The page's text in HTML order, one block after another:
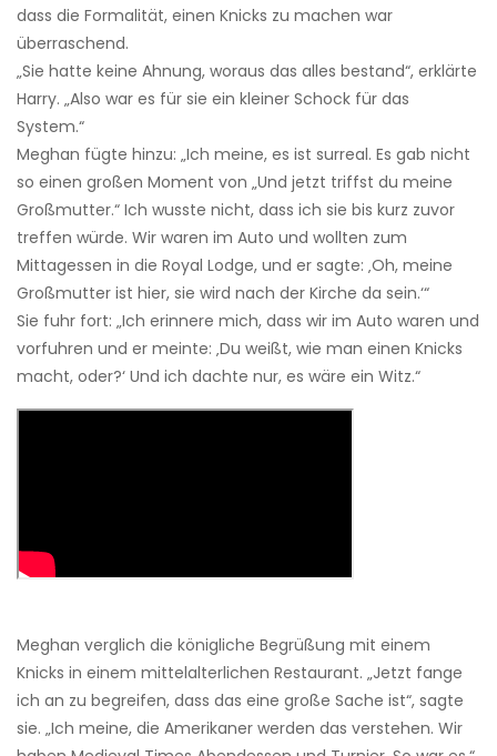
dass die Formalität, einen Knicks zu machen war
überraschend.
„Sie hatte keine Ahnung, woraus das alles bestand“, erklärte
Harry. „Also war es für sie ein kleiner Schock für das
System.“
Meghan fügte hinzu: „Ich meine, es ist surreal. Es gab nicht
so einen großen Moment von „Und jetzt triffst du meine
Großmutter.“ Ich wusste nicht, dass ich sie bis kurz zuvor
treffen würde. Wir waren im Auto und wollten zum
Mittagessen in die Royal Lodge, und er sagte: ‚Oh, meine
Großmutter ist hier, sie wird nach der Kirche da sein.‘“
Sie fuhr fort: „Ich erinnere mich, dass wir im Auto waren und
vorfuhren und er meinte: ‚Du weißt, wie man einen Knicks
macht, oder?‘ Und ich dachte nur, es wäre ein Witz.“
Meghan verglich die königliche Begrüßung mit einem
Knicks in einem mittelalterlichen Restaurant. „Jetzt fange
ich an zu begreifen, dass das eine große Sache ist“, sagte
sie. „Ich meine, die Amerikaner werden das verstehen. Wir